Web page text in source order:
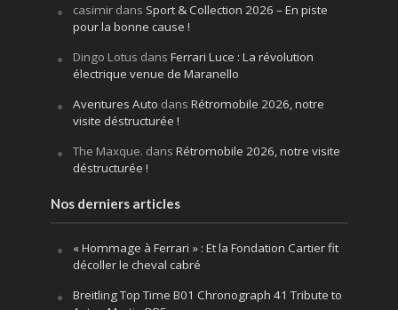
casimirdans Sport & Collection 2026 – En piste
pour la bonne cause !
Dingo Lotus dans Ferrari Luce : La révolution
électrique venue de Maranello
Aventures Auto dans Rétromobile 2026, notre
visite déstructurée !
The Maxque. dans Rétromobile 2026, notre visite
déstructurée !
Nos derniers articles
« Hommage à Ferrari » : Et la Fondation Cartier fit
décoller le cheval cabré
Breitling Top Time B01 Chronograph 41 Tribute to